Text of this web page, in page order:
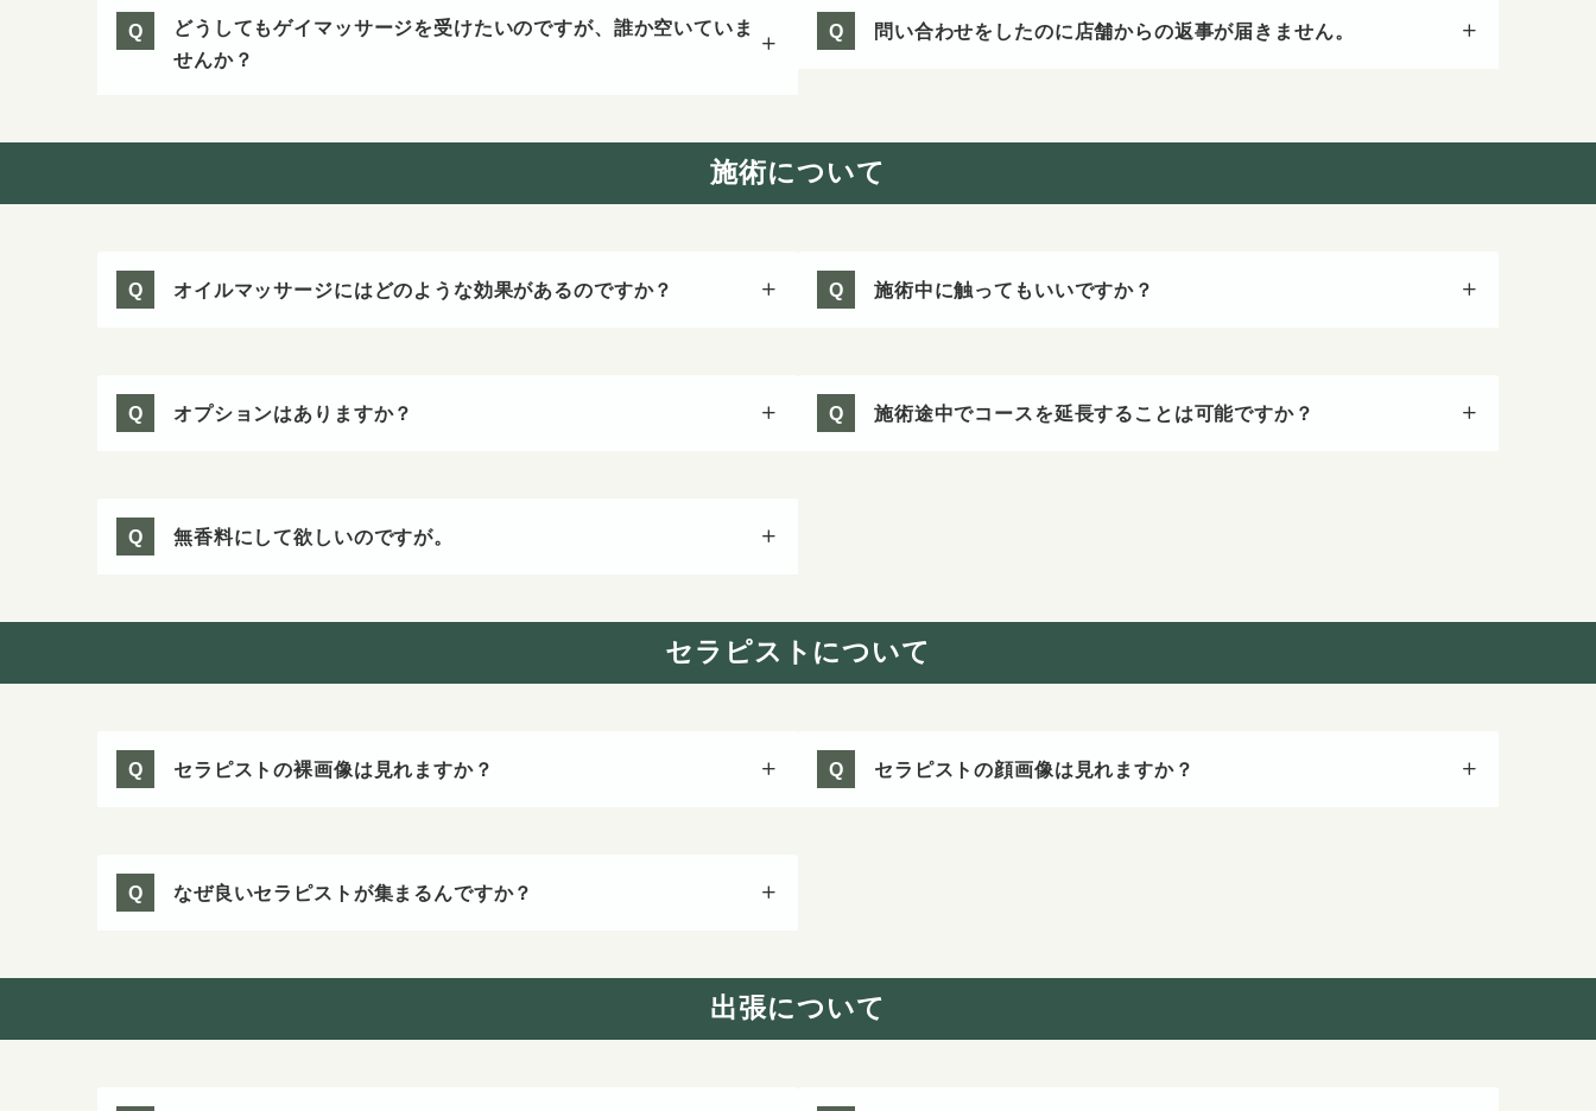
Q
どうしてもゲイマッサージを受けたいのですが、誰か空いていま
せんか？
Q 問い合わせをしたのに店舗からの返事が届きません。
施術について
Q オイルマッサージにはどのような効果があるのですか？ Q 施術中に触ってもいいですか？
Q オプションはありますか？ Q 施術途中でコースを延長することは可能ですか？
Q 無香料にして欲しいのですが。
セラピストについて
Q セラピストの裸画像は見れますか？ Q セラピストの顔画像は見れますか？
Q なぜ良いセラピストが集まるんですか？
出張について